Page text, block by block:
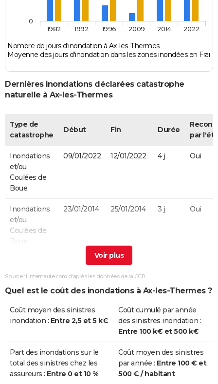
Nombre de jours d'inondation à Ax-les-Thermes
Moyenne des jours d'inondation dans les zones inondées en
1982 1992 1996 2009 2014 2022
0
Dernières inondations déclarées catastrophe
naturelle à Ax-les-Thermes
Type de
catastrophe
Début Fin Durée
par
Inondations
et/ou
Coulées de
Boue
09/01/2022 12/01/2022 4 j Oui
Inondations
et/ou
Coulées de
Boue
23/01/2014 25/01/2014 3 j Oui
et/ou
Boue
19/06/2009 19/06/2009
Inondations
et/ou
30/11/1996 01/12/1996 2 j Oui
Inondations
et/ou
22/01/1992 25/01/1992 4 j Oui
Source : Linternaute.com d'après les données de la CCR
Quel est le coût des inondations à Ax-les-Thermes ?
Coût moyen des sinistres
inondation : Entre 2,5 et 5 k€
Coût cumulé par année
des sinistres inondation :
Entre 100 k€ et 500 k€
Part des inondations sur le
total des sinistres chez les
assureurs : Entre 0 et 10 %
Coût moyen des sinistres
par année : Entre 100 € et
500 € / habitant